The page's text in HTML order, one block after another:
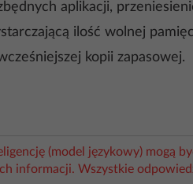
aplikacji,
ilość wolnej
kopii zapasowej.
(model językowy) mogą
informacji. Wszystkie